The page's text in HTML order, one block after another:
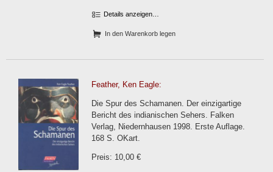
Details anzeigen…
In den Warenkorb legen
Feather, Ken Eagle:
Die Spur des Schamanen. Der einzigartige
Bericht des indianischen Sehers. Falken
Verlag, Niedernhausen 1998. Erste Auflage.
168 S. OKart.
Preis: 10,00 €